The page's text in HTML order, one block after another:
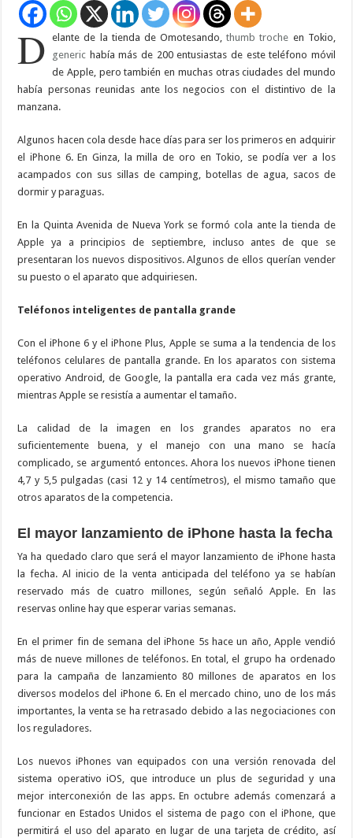
nuevos
iPhones
de
Apple
D elante de la tienda de Omotesando,thumb troche en Tokio,
generic había más de 200 entusiastas de este teléfono móvil
de Apple, pero también en muchas otras ciudades del mundo
había personas reunidas ante los negocios con el distintivo de la
manzana.
Algunos hacen cola desde hace días para ser los primeros en adquirir
el iPhone 6. En Ginza, la milla de oro en Tokio, se podía ver a los
acampados con sus sillas de camping, botellas de agua, sacos de
dormir y paraguas.
En la Quinta Avenida de Nueva York se formó cola ante la tienda de
Apple ya a principios de septiembre, incluso antes de que se
presentaran los nuevos dispositivos. Algunos de ellos querían vender
su puesto o el aparato que adquiriesen.
Teléfonos inteligentes de pantalla grande
Con el iPhone 6 y el iPhone Plus, Apple se suma a la tendencia de los
teléfonos celulares de pantalla grande. En los aparatos con sistema
operativo Android, de Google, la pantalla era cada vez más grante,
mientras Apple se resistía a aumentar el tamaño.
La calidad de la imagen en los grandes aparatos no era
suficientemente buena, y el manejo con una mano se hacía
complicado, se argumentó entonces. Ahora los nuevos iPhone tienen
4,7 y 5,5 pulgadas (casi 12 y 14 centímetros), el mismo tamaño que
otros aparatos de la competencia.
El mayor lanzamiento de iPhone hasta la fecha
Ya ha quedado claro que será el mayor lanzamiento de iPhone hasta
la fecha. Al inicio de la venta anticipada del teléfono ya se habían
reservado más de cuatro millones, según señaló Apple. En las
reservas online hay que esperar varias semanas.
En el primer fin de semana del iPhone 5s hace un año, Apple vendió
más de nueve millones de teléfonos. En total, el grupo ha ordenado
para la campaña de lanzamiento 80 millones de aparatos en los
diversos modelos del iPhone 6. En el mercado chino, uno de los más
importantes, la venta se ha retrasado debido a las negociaciones con
los reguladores.
Los nuevos iPhones van equipados con una versión renovada del
sistema operativo iOS, que introduce un plus de seguridad y una
mejor interconexión de las apps. En octubre además comenzará a
funcionar en Estados Unidos el sistema de pago con el iPhone, que
permitirá el uso del aparato en lugar de una tarjeta de crédito, así